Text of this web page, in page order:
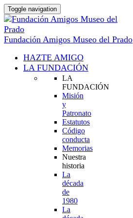
Toggle navigation
Fundación Amigos Museo del Prado
HAZTE AMIGO
LA FUNDACIÓN
LA
FUNDACIÓN
Misión
y
Patronato
Estatutos
Código
conducta
Memorias
Nuestra
historia
La
década
de
1980
La